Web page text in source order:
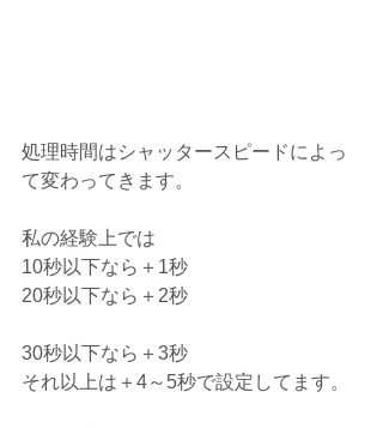
処理時間はシャッタースピードによっ
て変わってきます。
私の経験上では
10秒以下なら＋1秒
20秒以下なら＋2秒
30秒以下なら＋3秒
それ以上は＋4～5秒で設定してます。